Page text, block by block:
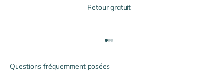
Retour gratuit
Questions fréquemment posées